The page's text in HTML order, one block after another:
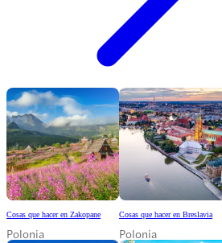
Cosas que hacer en Zakopane
Polonia
Cosas que hacer en Breslavia
Polonia